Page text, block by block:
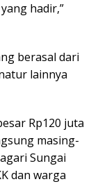
hadir,”
berasal dari
lainnya
Rp120 juta
masing-
Sungai
dan warga